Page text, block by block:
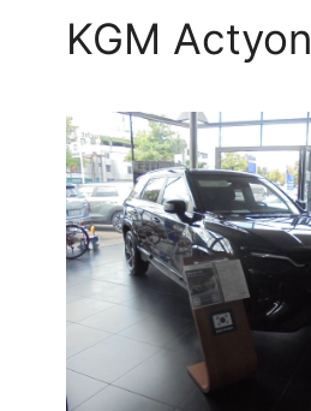
KGM Actyon